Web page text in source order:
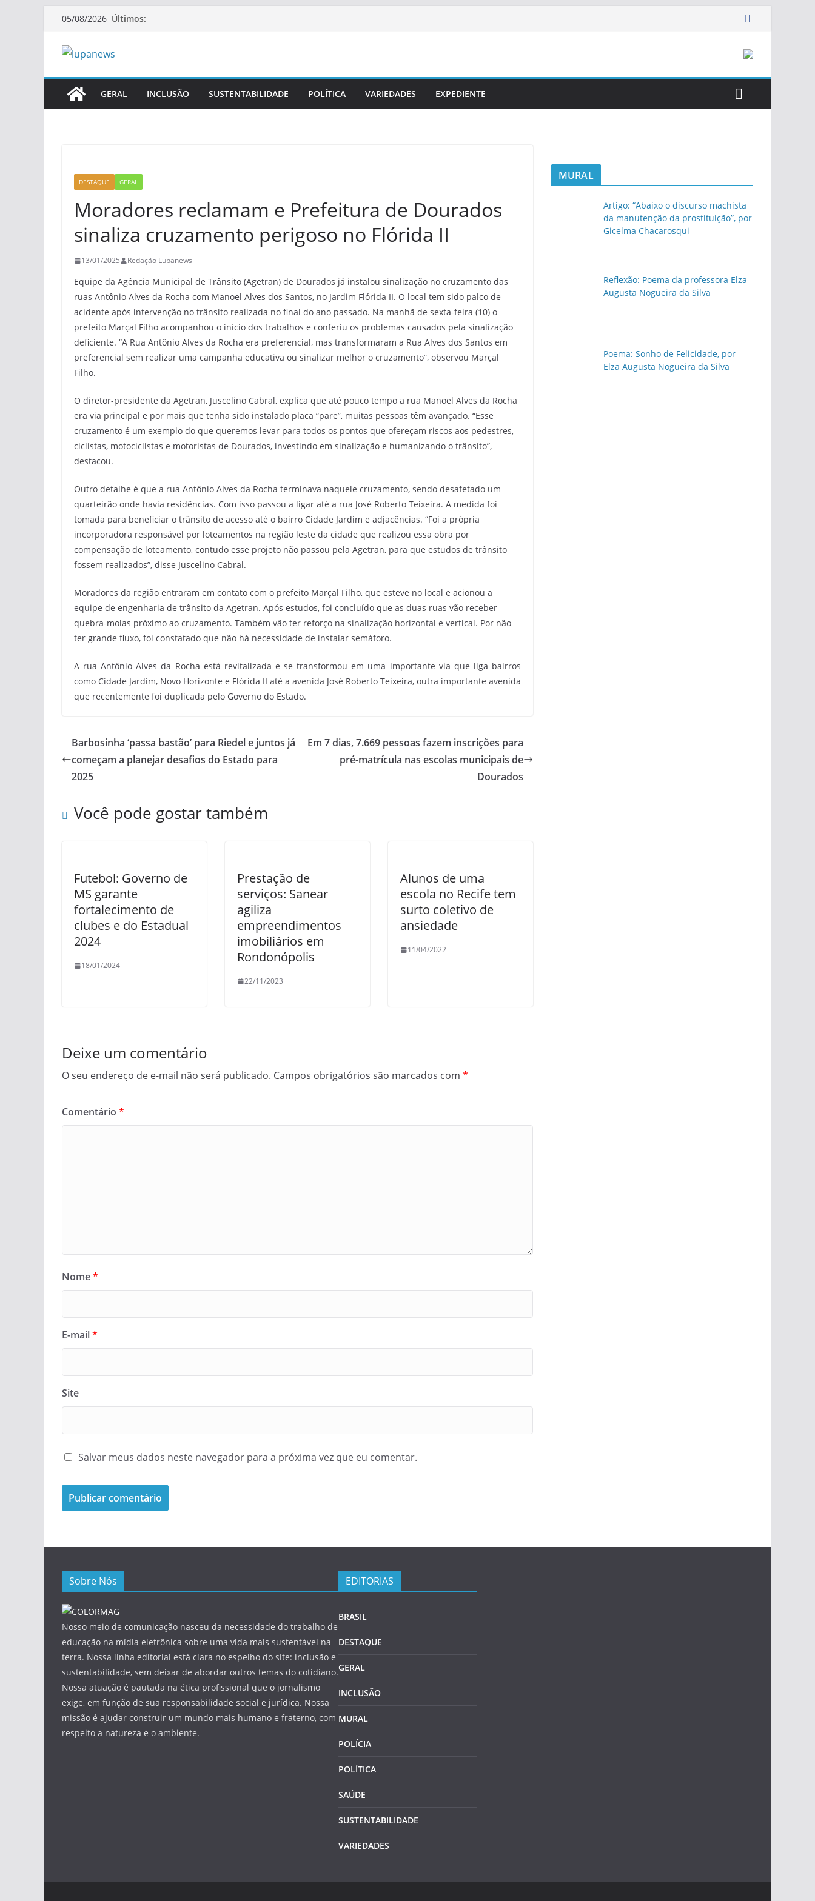
Pular05/08/2026 Últimos:
GERAL INCLUSÃO SUSTENTABILIDADE POLÍTICA VARIEDADES EXPEDIENTE
DESTAQUE GERAL
Moradores reclamam e Prefeitura de Dourados
sinaliza cruzamento perigoso no Flórida II
13/01/2025 Redação Lupanews
Equipe da Agência Municipal de Trânsito (Agetran) de Dourados já instalou sinalização no cruzamento das
ruas Antônio Alves da Rocha com Manoel Alves dos Santos, no Jardim Flórida II. O local tem sido palco de
acidente após intervenção no trânsito realizada no final do ano passado. Na manhã de sexta-feira (10) o
prefeito Marçal Filho acompanhou o início dos trabalhos e conferiu os problemas causados pela sinalização
deficiente. “A Rua Antônio Alves da Rocha era preferencial, mas transformaram a Rua Alves dos Santos em
preferencial sem realizar uma campanha educativa ou sinalizar melhor o cruzamento”, observou Marçal
Filho.
O diretor-presidente da Agetran, Juscelino Cabral, explica que até pouco tempo a rua Manoel Alves da Rocha
era via principal e por mais que tenha sido instalado placa “pare”, muitas pessoas têm avançado. “Esse
cruzamento é um exemplo do que queremos levar para todos os pontos que ofereçam riscos aos pedestres,
ciclistas, motociclistas e motoristas de Dourados, investindo em sinalização e humanizando o trânsito”,
destacou.
Outro detalhe é que a rua Antônio Alves da Rocha terminava naquele cruzamento, sendo desafetado um
quarteirão onde havia residências. Com isso passou a ligar até a rua José Roberto Teixeira. A medida foi
tomada para beneficiar o trânsito de acesso até o bairro Cidade Jardim e adjacências. “Foi a própria
incorporadora responsável por loteamentos na região leste da cidade que realizou essa obra por
compensação de loteamento, contudo esse projeto não passou pela Agetran, para que estudos de trânsito
fossem realizados”, disse Juscelino Cabral.
Moradores da região entraram em contato com o prefeito Marçal Filho, que esteve no local e acionou a
equipe de engenharia de trânsito da Agetran. Após estudos, foi concluído que as duas ruas vão receber
quebra-molas próximo ao cruzamento. Também vão ter reforço na sinalização horizontal e vertical. Por não
ter grande fluxo, foi constatado que não há necessidade de instalar semáforo.
A rua Antônio Alves da Rocha está revitalizada e se transformou em uma importante via que liga bairros
como Cidade Jardim, Novo Horizonte e Flórida II até a avenida José Roberto Teixeira, outra importante avenida
que recentemente foi duplicada pelo Governo do Estado.
Barbosinha ‘passa bastão’ para Riedel e juntos já
começam a planejar desafios do Estado para
2025
Em 7 dias, 7.669 pessoas fazem inscrições para
pré-matrícula nas escolas municipais de
Dourados
Você pode gostar também
Futebol: Governo de
MS garante
fortalecimento de
clubes e do Estadual
2024
18/01/2024
Prestação de
serviços: Sanear
agiliza
empreendimentos
imobiliários em
Rondonópolis
22/11/2023
Alunos de uma
escola no Recife tem
surto coletivo de
ansiedade
11/04/2022
Deixe um comentário
O seu endereço de e-mail não será publicado. Campos obrigatórios são marcados com *
Comentário *
Nome*
E-mail*
Site
Salvar meus dados neste navegador para a próxima vez que eu comentar.
MURAL
Artigo: “Abaixo o discurso machista
da manutenção da prostituição”, por
Gicelma Chacarosqui
Reflexão: Poema da professora Elza
Augusta Nogueira da Silva
Poema: Sonho de Felicidade, por
Elza Augusta Nogueira da Silva
Sobre Nós
Nosso meio de comunicação nasceu da necessidade do trabalho de
educação na mídia eletrônica sobre uma vida mais sustentável na
terra. Nossa linha editorial está clara no espelho do site: inclusão e
sustentabilidade, sem deixar de abordar outros temas do cotidiano.
Nossa atuação é pautada na ética profissional que o jornalismo
exige, em função de sua responsabilidade social e jurídica. Nossa
missão é ajudar construir um mundo mais humano e fraterno, com
respeito a natureza e o ambiente.
EDITORIAS
BRASIL
DESTAQUE
GERAL
INCLUSÃO
MURAL
POLÍCIA
POLÍTICA
SAÚDE
SUSTENTABILIDADE
VARIEDADES